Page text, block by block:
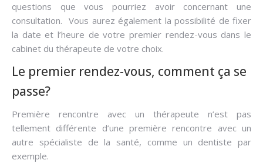
questions que vous pourriez avoir concernant une
consultation. Vous aurez également la possibilité de fixer
la date et l’heure de votre premier rendez-vous dans le
cabinet du thérapeute de votre choix.
Le premier rendez-vous, comment ça se
passe?
Première rencontre avec un thérapeute n’est pas
tellement différente d’une première rencontre avec un
autre spécialiste de la santé, comme un dentiste par
exemple.